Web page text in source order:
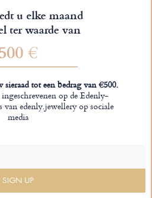
u elke maand
ter waarde van
€
tot een bedrag van €500.
op de Edenly-
edenly.jewellery op sociale
media